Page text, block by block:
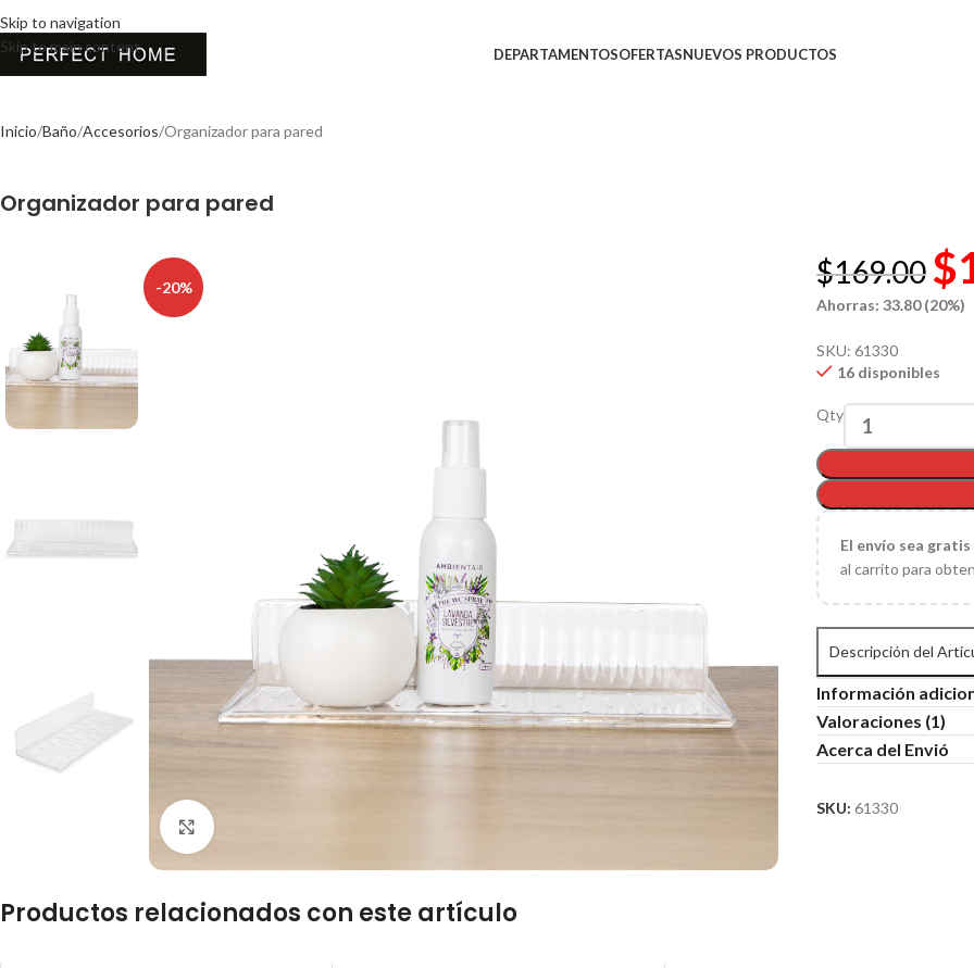
Skip to navigation
Skip to main content
DEPARTAMENTOSOFERTASNUEVOS PRODUCTOS
Inicio Baño Accesorios Organizador para pared
Organizador para pared
-20% $169.00 $
Ahorras: 33.80 (20%)
SKU:61330
16 disponibles
Qty
El envío sea
al carrito para
Descripción del
Información
Valoraciones (1)
Acerca del Envió
SKU:61330
Productos relacionados con este artículo